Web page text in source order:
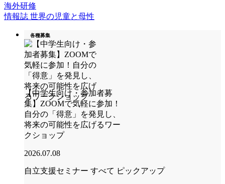
海外研修
情報誌 世界の児童と母性
各種募集
【中学生向け・参加者募
集】ZOOMで気軽に参加！
自分の「得意」を発見し、
将来の可能性を広げるワー
クショップ
2026.07.08
自立支援セミナー すべて ピックアップ